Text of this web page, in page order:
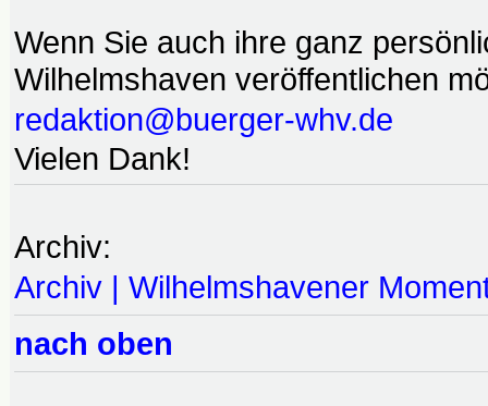
Wenn Sie auch ihre ganz
Wilhelmshaven veröffentlichen
redaktion@buerger-whv.de
Vielen Dank!
Archiv:
Archiv | Wilhelmshavener
nach oben